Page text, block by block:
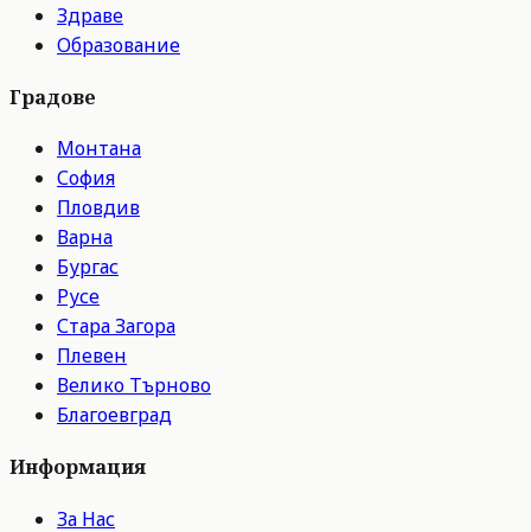
Здраве
Образование
Градове
Монтана
София
Пловдив
Варна
Бургас
Русе
Стара Загора
Плевен
Велико Търново
Благоевград
Информация
За Нас